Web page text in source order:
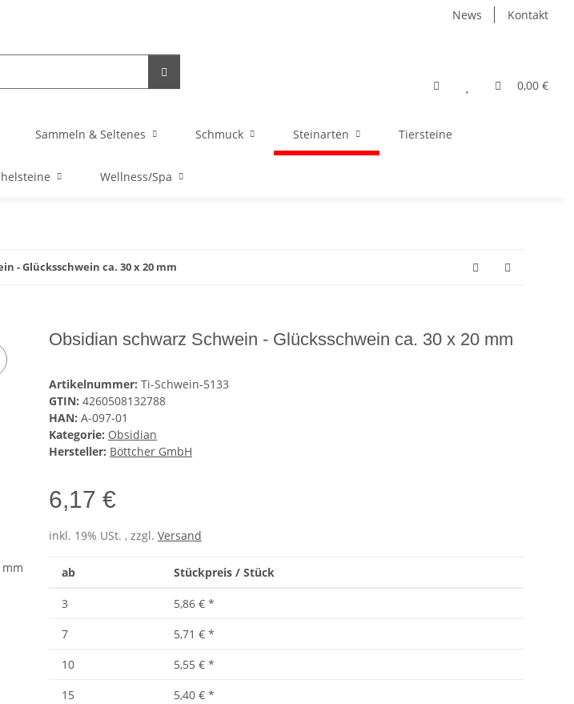
News Kontakt
0,00 €
Sammeln & Seltenes Schmuck Steinarten Tiersteine
Wellness/Spa
- Glücksschwein ca. 30 x 20 mm
Obsidian schwarz Schwein - Glücksschwein ca. 30 x 20 mm
Artikelnummer: Ti-Schwein-5133
GTIN: 4260508132788
HAN: A-097-01
Kategorie: Obsidian
Hersteller: Böttcher GmbH
6,17 €
inkl. 19% USt. , zzgl. Versand
ab Stückpreis / Stück
3 5,86 € *
7
5,71 € *
10
5,55 € *
15
5,40 € *